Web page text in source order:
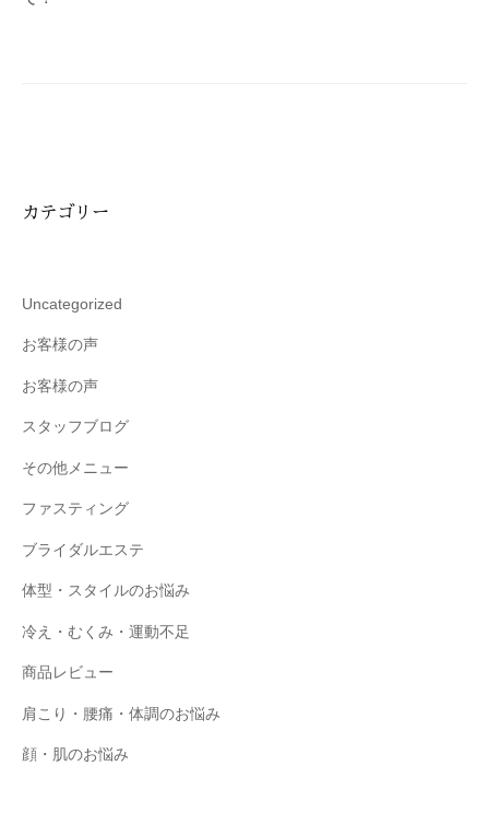
カテゴリー
Uncategorized
お客様の声
お客様の声
スタッフブログ
その他メニュー
ファスティング
ブライダルエステ
体型・スタイルのお悩み
冷え・むくみ・運動不足
商品レビュー
肩こり・腰痛・体調のお悩み
顔・肌のお悩み